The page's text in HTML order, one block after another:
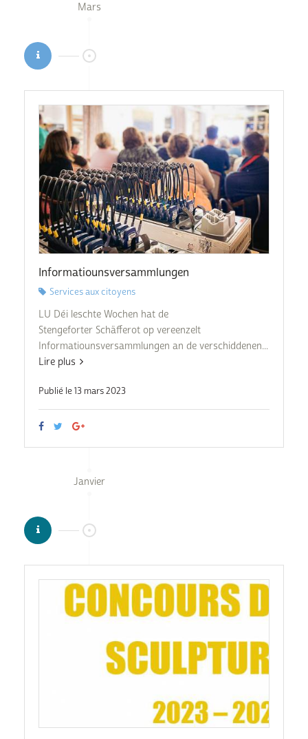
Mars
Informatiounsversammlungen
Services aux citoyens
LU Déi leschte Wochen hat de
Stengeforter Schäfferot op vereenzelt
Informatiounsversammlungen an de verschiddenen...
Lire plus
Publié le 13 mars 2023
Janvier